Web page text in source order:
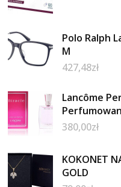
Polo Ralph
M
427,48zł
Lancôme
380,00zł
KOKONET
GOLD